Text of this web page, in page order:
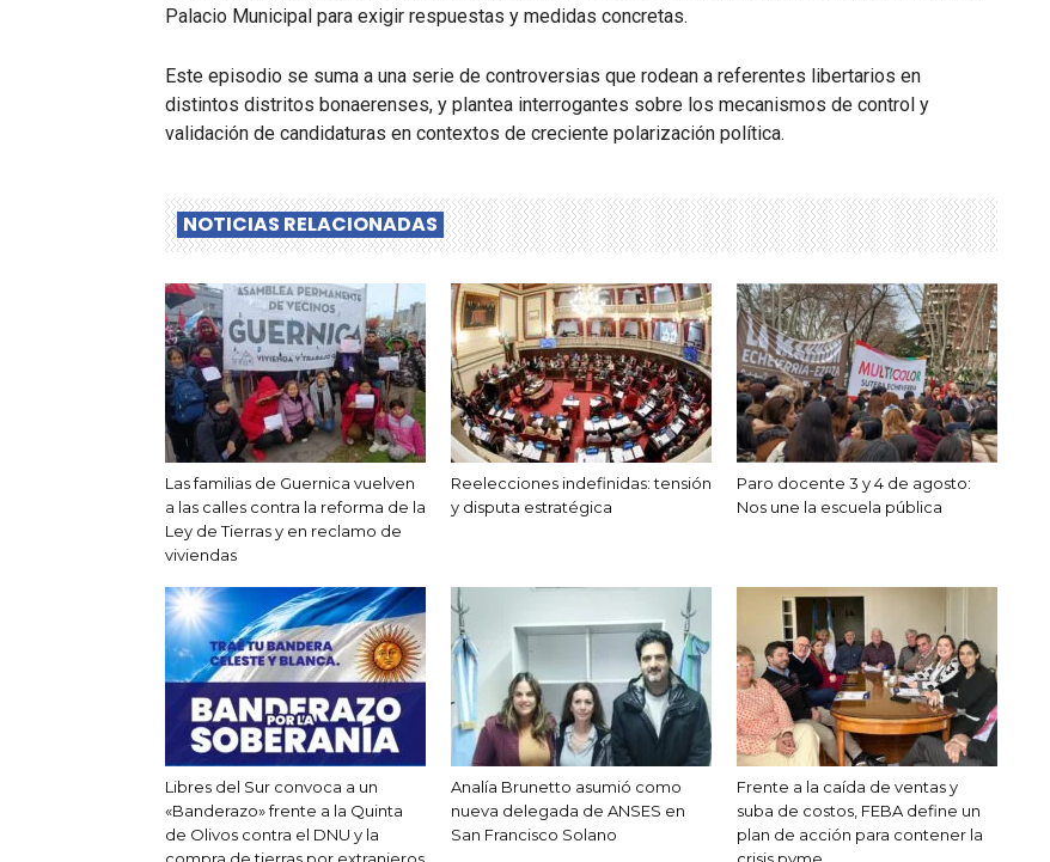
Palacio Municipal para exigir respuestas y medidas concretas.
Este episodio se suma a una serie de controversias que rodean a referentes libertarios en
distintos distritos bonaerenses, y plantea interrogantes sobre los mecanismos de control y
validación de candidaturas en contextos de creciente polarización política.
NOTICIAS RELACIONADAS
Las familias de Guernica vuelven
a las calles contra la reforma de la
Ley de Tierras y en reclamo de
viviendas
Reelecciones indefinidas: tensión
y disputa estratégica
Paro docente 3 y 4 de agosto:
Nos une la escuela pública
Libres del Sur convoca a un
«Banderazo» frente a la Quinta
de Olivos contra el DNU y la
Analía Brunetto asumió como
nueva delegada de ANSES en
San Francisco Solano
Frente a la caída de ventas y
suba de costos, FEBA define un
plan de acción para contener la